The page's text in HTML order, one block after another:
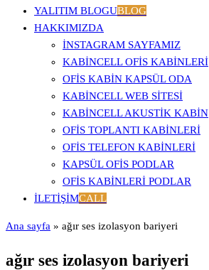
YALITIM BLOGUBLOG
HAKKIMIZDA
İNSTAGRAM SAYFAMIZ
KABINCELL OFIS KABINLERI
OFIS KABIN KAPSÜL ODA
KABINCELL WEB SITESI
KABINCELL AKUSTIK KABIN
OFIS TOPLANTI KABINLERI
OFIS TELEFON KABINLERI
KAPSÜL OFIS PODLAR
OFIS KABINLERI PODLAR
İLETIŞIMCALL
Ana sayfa » ağır ses izolasyon bariyeri
ağır ses izolasyon bariyeri